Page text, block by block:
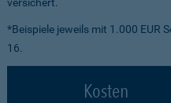
*Beispiele jeweils mit 1.000 EUR
16.
Kosten